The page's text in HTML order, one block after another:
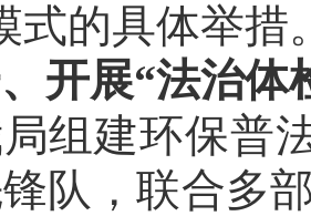
式的具体举措
开展“法治体
组建环保普
队，联合多